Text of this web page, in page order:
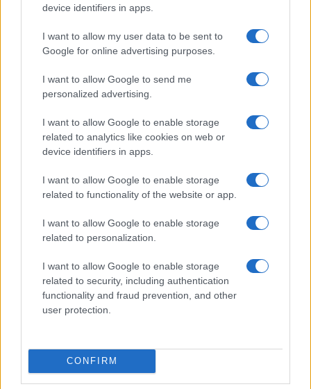
device identifiers in apps.
I want to allow my user data to be sent to
Google for online advertising purposes.
I want to allow Google to send me
personalized advertising.
I want to allow Google to enable storage
related to analytics like cookies on web or
device identifiers in apps.
I want to allow Google to enable storage
related to functionality of the website or app.
I want to allow Google to enable storage
related to personalization.
I want to allow Google to enable storage
related to security, including authentication
functionality and fraud prevention, and other
user protection.
CONFIRM
allarmanti su lavoro e sicurezza
Anac: boom di appalti sotto soglia, 1,5 miliardi nel
Proroga detassazione e nuove tutele: cosa cambia con
la Legge di Bilancio 2027
Il portale del lavoro e della carriera. Offerte di lavoro,
stipendi, guide pratiche per trovare un'occupazione,
scrivere un CV e affrontare il colloquio.
SEZIONI
Offerte di lavoro